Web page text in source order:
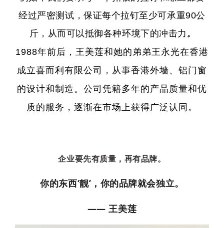
经过严密测试，保证每个拉钉至少可承重90公
斤，从而可以抵御各种环境下的冲击力 。
1988年前后，王美莲和她的弟弟王永光在香港
成立喜而利有限公司，从事香港外墙、铝门窗
的设计和制造。公司凭籍多年的产品质量和优
质的服务，逐渐在市场上获得广泛认同。
企业要先有质量，再有品牌。
你的东西‘靓’，你的品牌就会独立。
—— 王美莲